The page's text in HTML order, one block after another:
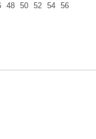
48 50 52 54 56